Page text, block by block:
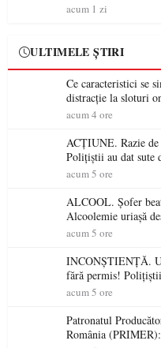
acum 1 zi
ULTIMELE ȘTIRI
Ce caracteristici se
distracție la sloturi
acum 4 ore
ACȚIUNE. Razie
Polițiștii au dat sute
permis într-o singură
acum 5 ore
ALCOOL. Șofer
Alcoolemie uriașă
acum 5 ore
INCONȘTIENȚĂ.
fără permis!
acum 5 ore
Patronatul
România